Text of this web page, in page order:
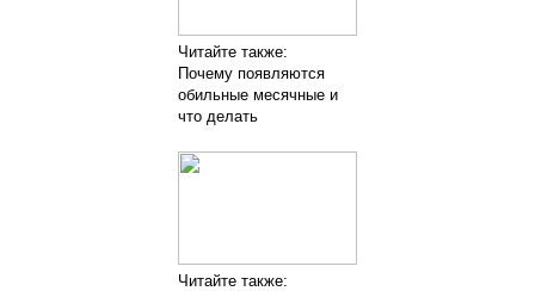
Читайте также:
Почему появляются
обильные месячные и
что делать
Читайте также: